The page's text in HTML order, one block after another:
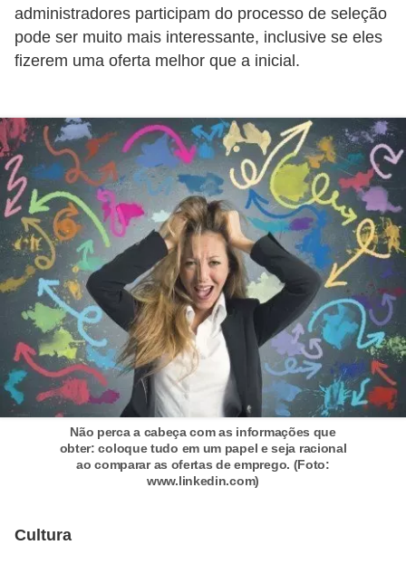
administradores participam do processo de seleção
pode ser muito mais interessante, inclusive se eles
fizerem uma oferta melhor que a inicial.
Não perca a cabeça com as informações que
obter: coloque tudo em um papel e seja racional
ao comparar as ofertas de emprego. (Foto:
www.linkedin.com)
Cultura
R
e
g
i
o
s
d
e
p
o
n
t
o